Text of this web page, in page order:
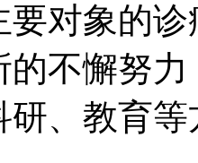
要对象的
的不懈努
研、教育